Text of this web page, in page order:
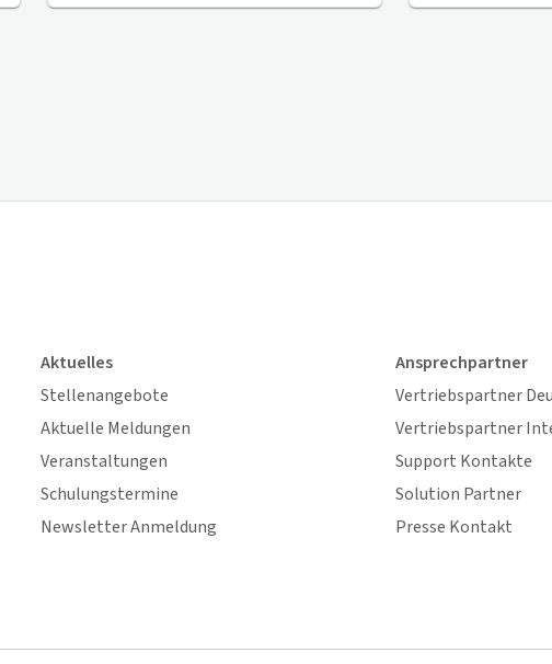
Aktuelles
Stellenangebote
Aktuelle Meldungen
Veranstaltungen
Schulungstermine
Newsletter Anmeldung
Ansprechpartner
Vertriebspartner
Vertriebspartner
Support Kontakte
Solution Partner
Presse Kontakt